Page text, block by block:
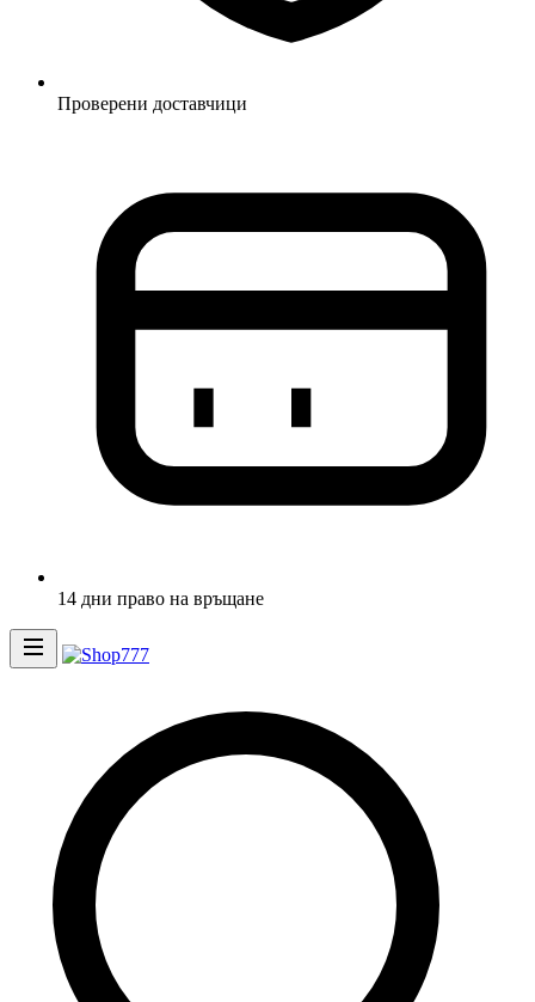
Проверени доставчици
14 дни право на връщане